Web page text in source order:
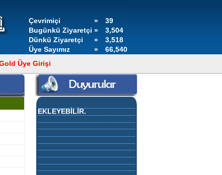
Çevrimiçi »
39
Bugünkü Ziyaretçi »
3,504
Dünkü Ziyaretçi
»
3,518
Üye Sayımız
»
66,540
Üye Girişi
GOLD ÜYELERİMİZ,
KONTROL PANELLERİNDEN
DUYURULARINI KENDİLERİ
EKLEYEBİLİR.